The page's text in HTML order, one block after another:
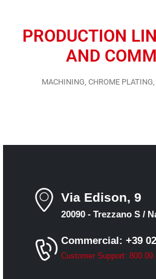
PRODUCTION
AND
MACHINING, CHROME
Via Edison, 9
20090 - Trezzano S /
Commercial: +39
Customer Support: 800